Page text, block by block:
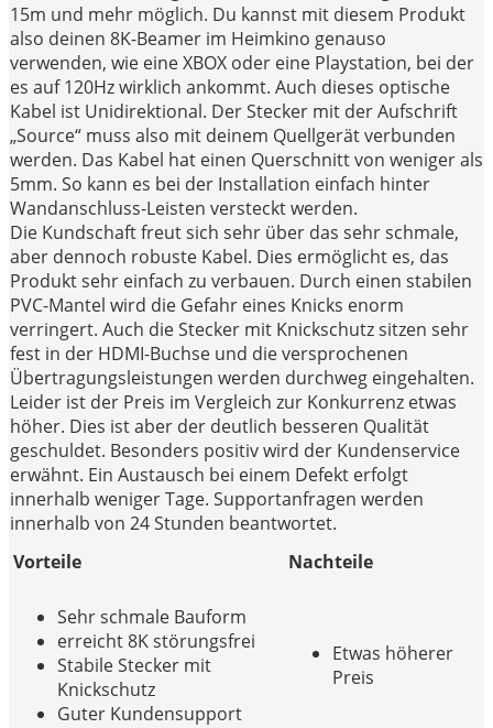
15m und mehr möglich. Du kannst mit diesem Produkt
also deinen 8K-Beamer im Heimkino genauso
verwenden, wie eine XBOX oder eine Playstation, bei der
es auf 120Hz wirklich ankommt. Auch dieses optische
Kabel ist Unidirektional. Der Stecker mit der Aufschrift
„Source“ muss also mit deinem Quellgerät verbunden
werden. Das Kabel hat einen Querschnitt von weniger als
5mm. So kann es bei der Installation einfach hinter
Wandanschluss-Leisten versteckt werden.
Die Kundschaft freut sich sehr über das sehr schmale,
aber dennoch robuste Kabel. Dies ermöglicht es, das
Produkt sehr einfach zu verbauen. Durch einen stabilen
PVC-Mantel wird die Gefahr eines Knicks enorm
verringert. Auch die Stecker mit Knickschutz sitzen sehr
fest in der HDMI-Buchse und die versprochenen
Übertragungsleistungen werden durchweg eingehalten.
Leider ist der Preis im Vergleich zur Konkurrenz etwas
höher. Dies ist aber der deutlich besseren Qualität
geschuldet. Besonders positiv wird der Kundenservice
erwähnt. Ein Austausch bei einem Defekt erfolgt
innerhalb weniger Tage. Supportanfragen werden
innerhalb von 24 Stunden beantwortet.
Vorteile
Nachteile
Sehr schmale Bauform
erreicht 8K störungsfrei
Stabile Stecker mit
Knickschutz
Guter Kundensupport
Etwas höherer
Preis